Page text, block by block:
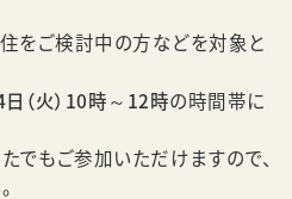
をご検討中の方などを対象と
火）10時～12時の時間帯に
でもご参加いただけますので、